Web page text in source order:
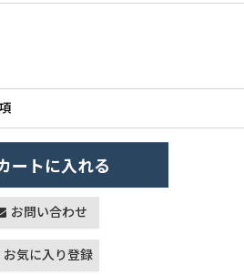
ートに入れる
お問い合わせ
お気に入り登録